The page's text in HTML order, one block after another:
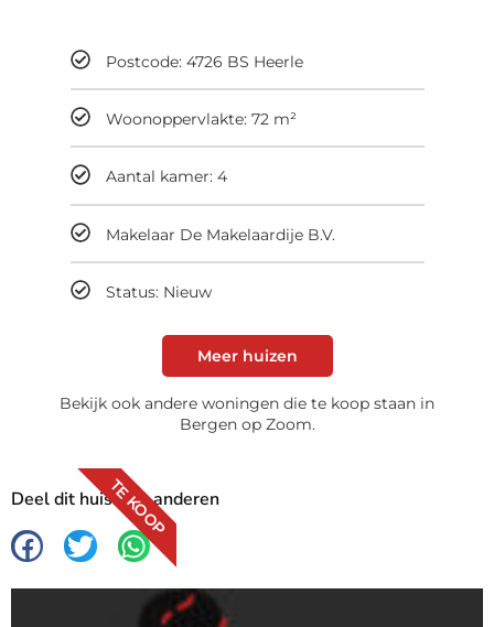
Postcode: 4726 BS Heerle
Woonoppervlakte: 72 m²
Aantal kamer: 4
Makelaar De Makelaardije B.V.
Status: Nieuw
Meer huizen
Bekijk ook andere woningen die te koop staan in
Bergen op Zoom.
TE KOOP
Deel dit huis met anderen